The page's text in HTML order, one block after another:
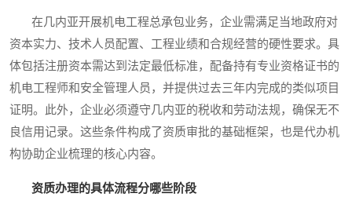
在几内亚开展机电工程总承包业务，企业需满足当地政府对
资本实力、技术人员配置、工程业绩和合规经营的硬性要求。具
体包括注册资本需达到法定最低标准，配备持有专业资格证书的
机电工程师和安全管理人员，并提供过去三年内完成的类似项目
证明。此外，企业必须遵守几内亚的税收和劳动法规，确保无不
良信用记录。这些条件构成了资质审批的基础框架，也是代办机
构协助企业梳理的核心内容。
资质办理的具体流程分哪些阶段